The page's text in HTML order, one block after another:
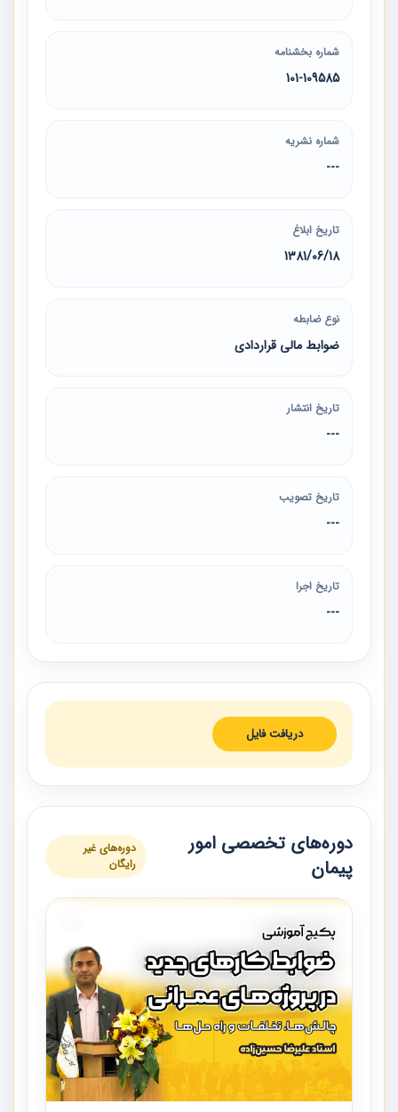
شماره بخشنامه
101-109585
شماره نشریه
---
تاریخ ابلاغ
1381/06/18
نوع ضابطه
ضوابط مالی قراردادی
تاریخ انتشار
---
تاریخ تصویب
---
تاریخ اجرا
---
دریافت فایل
دوره‌های تخصصی امور
پیمان
دوره‌های غیر
رایگان